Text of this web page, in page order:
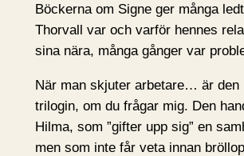
Böckerna om Signe ger många
Thorvall var och varför hennes
sina nära, många gånger var
När man skjuter arbetare… är den
trilogin, om du frågar mig. Den
Hilma, som ”gifter upp sig” en
men som inte får veta innan